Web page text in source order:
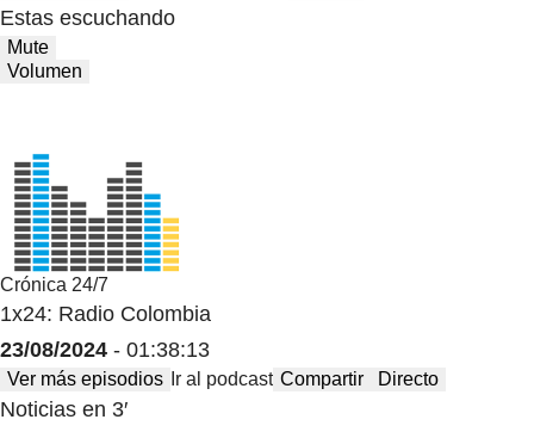
Estas escuchando
Mute
Volumen
Crónica 24/7
1x24: Radio Colombia
23/08/2024 - 01:38:13
Ver más episodios Ir al podcast Compartir Directo
Noticias en 3′